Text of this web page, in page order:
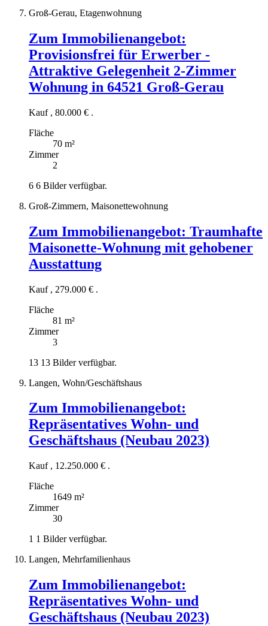
Groß-Gerau, Etagenwohnung
Zum Immobilienangebot:
Provisionsfrei für Erwerber -
Attraktive Gelegenheit 2-Zimmer
Wohnung in 64521 Groß-Gerau
Kauf , 80.000 € .
Fläche
70 m²
Zimmer
2
6 6 Bilder verfügbar.
Groß-Zimmern, Maisonettewohnung
Zum Immobilienangebot: Traumhafte
Maisonette-Wohnung mit gehobener
Ausstattung
Kauf , 279.000 € .
Fläche
81 m²
Zimmer
3
13 13 Bilder verfügbar.
Langen, Wohn/Geschäftshaus
Zum Immobilienangebot:
Repräsentatives Wohn- und
Geschäftshaus (Neubau 2023)
Kauf , 12.250.000 € .
Fläche
1649 m²
Zimmer
30
1 1 Bilder verfügbar.
Langen, Mehrfamilienhaus
Zum Immobilienangebot:
Repräsentatives Wohn- und
Geschäftshaus (Neubau 2023)